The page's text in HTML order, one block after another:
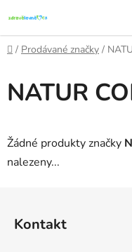
na
obsah
Domů
/ Prodávané značky /
NATUR
Žádné produkty značky
nalezeny...
Kontakt